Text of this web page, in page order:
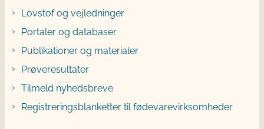
Lovstof og vejledninger
Portaler og databaser
Publikationer og materialer
Prøveresultater
Tilmeld nyhedsbreve
Registreringsblanketter til fødevarevirksomheder